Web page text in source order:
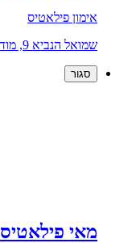
אימון פילאטיס
שמואל הנביא 9, מודיעין מכבים רעות
סגור
מאי פילאטיס